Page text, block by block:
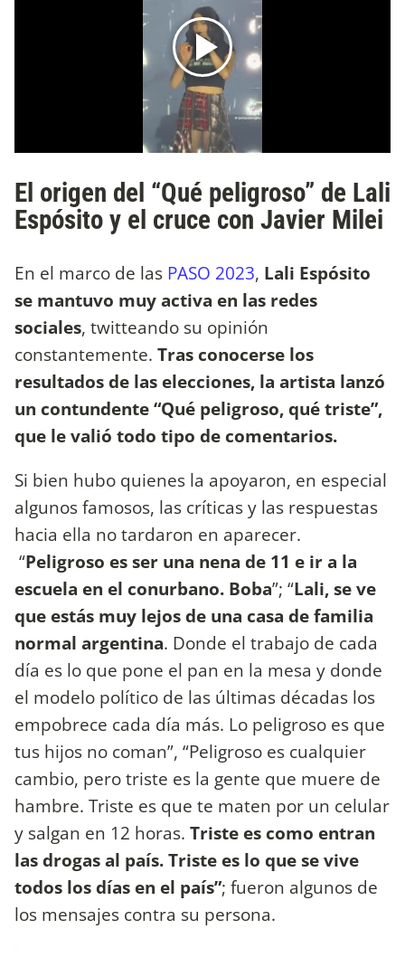
El origen del “Qué peligroso” de Lali
Espósito y el cruce con Javier Milei
En el marco de las PASO 2023, Lali Espósito
se mantuvo muy activa en las redes
sociales, twitteando su opinión
constantemente. Tras conocerse los
resultados de las elecciones, la artista lanzó
un contundente “Qué peligroso, qué triste”,
que le valió todo tipo de comentarios.
Si bien hubo quienes la apoyaron, en especial
algunos famosos, las críticas y las respuestas
hacia ella no tardaron en aparecer.
“Peligroso es ser una nena de 11 e ir a la
escuela en el conurbano. Boba”; “Lali, se ve
que estás muy lejos de una casa de familia
normal argentina. Donde el trabajo de cada
día es lo que pone el pan en la mesa y donde
el modelo político de las últimas décadas los
empobrece cada día más. Lo peligroso es que
tus hijos no coman”, “Peligroso es cualquier
cambio, pero triste es la gente que muere de
hambre. Triste es que te maten por un celular
y salgan en 12 horas. Triste es como entran
las drogas al país. Triste es lo que se vive
todos los días en el país”; fueron algunos de
los mensajes contra su persona.